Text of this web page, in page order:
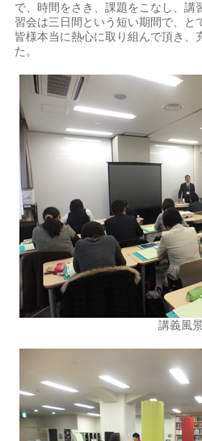
で、時間をさき、課題をこなし、講
習会は三日間という短い期間で、と
皆様本当に熱心に取り組んで頂き、
た。
講義風